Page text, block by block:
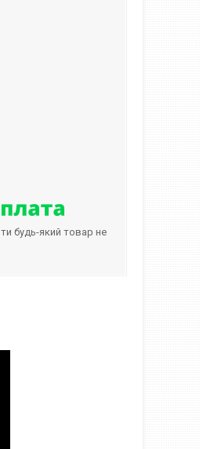
будь-який товар не